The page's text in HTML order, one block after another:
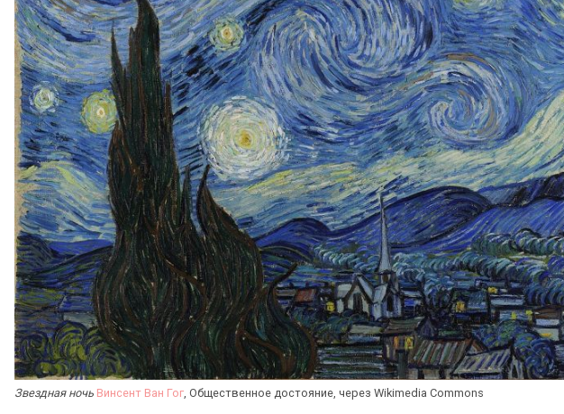
Звездная ночь Винсент Ван Гог, Общественное достояние, через Wikimedia Commons